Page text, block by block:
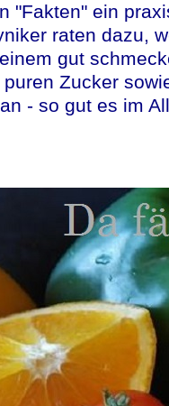
Quelle:Newsletter/
Das Leben
Auf dem
Allergy,
die von
Ergebnisse der
"Fakten" ein
raten dazu,
gut
Zucker
- so gut es im